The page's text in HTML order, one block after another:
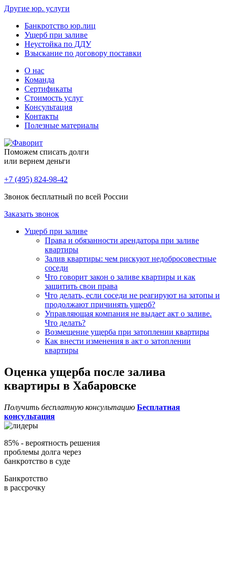
Другие юр. услуги
Банкротство юр.лиц
Ущерб при заливе
Неустойка по ДДУ
Взыскание по договору поставки
О нас
Команда
Сертификаты
Стоимость услуг
Консультация
Контакты
Полезные материалы
Поможем списать долги
или вернем деньги
+7 (495) 824-98-42
Звонок бесплатный по всей России
Заказать звонок
Ущерб при заливе
Права и обязанности арендатора при заливе
квартиры
Залив квартиры: чем рискуют недобросовестные
соседи
Что говорит закон о заливе квартиры и как
защитить свои права
Что делать, если соседи не реагируют на затопы и
продолжают причинять ущерб?
Управляющая компания не выдает акт о заливе.
Что делать?
Возмещение ущерба при затоплении квартиры
Как внести изменения в акт о затоплении
квартиры
Оценка ущерба после залива
квартиры в Хабаровске
Получить бесплатную консультацию Бесплатная
консультация
85% - вероятность решения
проблемы долга через
банкротство в суде
Банкротство
в рассрочку